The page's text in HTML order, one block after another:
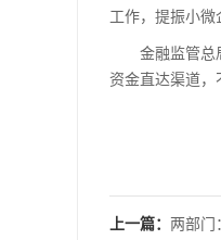
工作，提振小微
金融监管总局
资金直达渠道，
上一篇： 两部门